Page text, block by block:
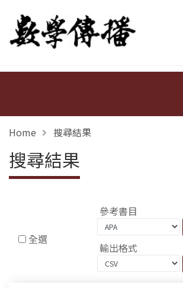
數學傳播
Home 搜尋結果
搜尋結果
全選
參考書目
輸出格式